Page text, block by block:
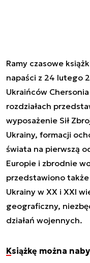
Ramy czasowe
napaści z 24 lutego
Ukraińców
rozdziałach
wyposażenie Sił
Ukrainy, formacji
świata na pierwszą
Europie i zbrodnie
przedstawiono
Ukrainy w XX i XXI
geograficzny,
działań wojennych.
Książkę można